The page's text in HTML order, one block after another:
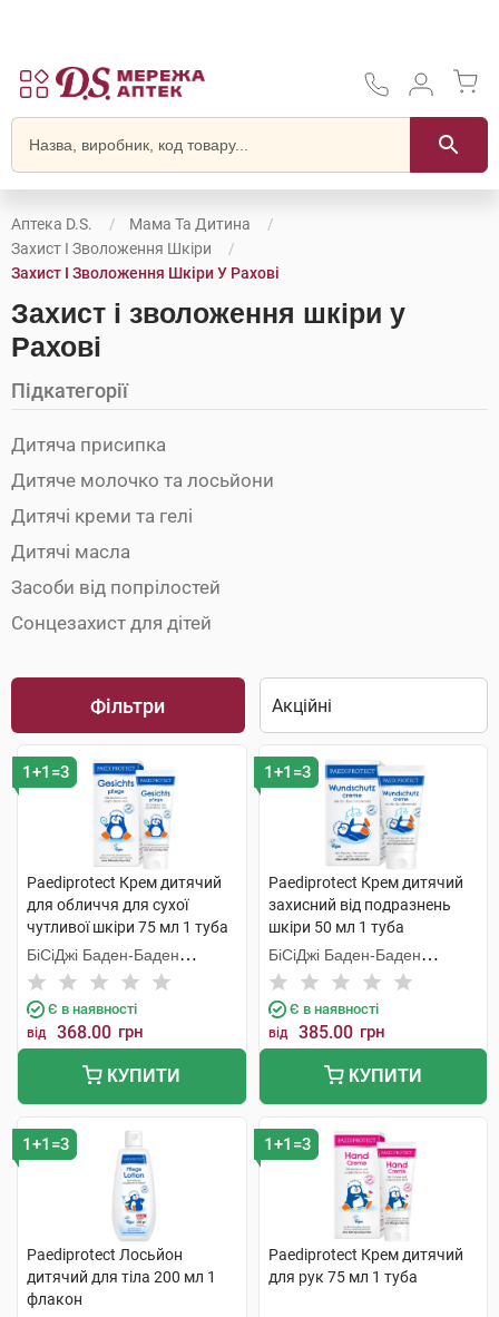
Аптека D.S.
Мама Та Дитина
Захист І Зволоження Шкіри
Захист І Зволоження Шкіри У Рахові
Захист і зволоження шкіри у
Рахові
Підкатегорії
Дитяча присипка
Дитяче молочко та лосьйони
Дитячі креми та гелі
Дитячі масла
Засоби від попрілостей
Сонцезахист для дітей
Фільтри
1+1=3
Paediprotect Крем дитячий
для обличчя для сухої
чутливої шкіри 75 мл 1 туба
БіСіДжі Баден-Баден
Косметікс Груп Гмбх
Є в наявності
від 368.00 грн
КУПИТИ
1+1=3
Paediprotect Крем дитячий
захисний від подразнень
шкіри 50 мл 1 туба
БіСіДжі Баден-Баден
Косметікс Груп Гмбх
Є в наявності
від 385.00 грн
КУПИТИ
1+1=3
Paediprotect Лосьйон
дитячий для тіла 200 мл 1
флакон
1+1=3
Paediprotect Крем дитячий
для рук 75 мл 1 туба